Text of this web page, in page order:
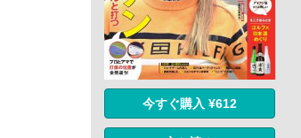
今すぐ購入 ¥612